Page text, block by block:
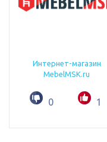
Интернет-магазин
MebelMSK.ru
0 1